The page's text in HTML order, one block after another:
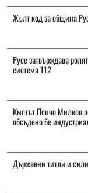
Жълт код за община
Русе затвърждава
система 112
Кметът Пенчо Милков
обсъдено бе
Държавни титли и